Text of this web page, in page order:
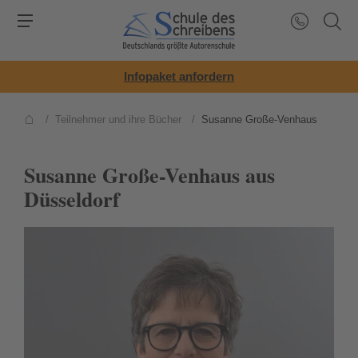
Infopaket anfordern
/ Teilnehmer und ihre Bücher / Susanne Große-Venhaus
Susanne Große-Venhaus aus
Düsseldorf